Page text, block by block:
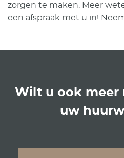
zorgen te maken. Meer
een afspraak met u in!
Wilt u ook meer
uw